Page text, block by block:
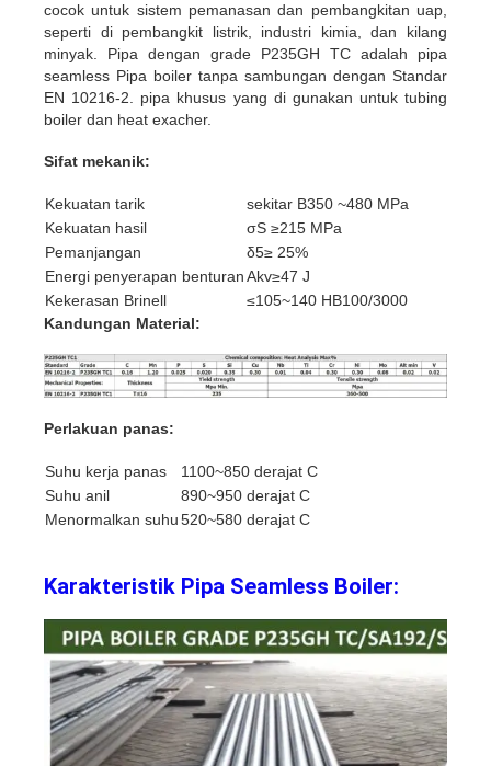
cocok untuk sistem pemanasan dan pembangkitan uap,
seperti di pembangkit listrik, industri kimia, dan kilang
minyak. Pipa dengan grade P235GH TC adalah pipa
seamless Pipa boiler tanpa sambungan dengan Standar
EN 10216-2. pipa khusus yang di gunakan untuk tubing
boiler dan heat exacher.
Sifat mekanik:
Kekuatan tarik
sekitar B350 ~480 MPa
Kekuatan hasil
σS ≥215 MPa
Pemanjangan
δ5≥ 25%
Energi penyerapan benturanAkv≥47 J
Kekerasan Brinell
≤105~140 HB100/3000
Kandungan Material:
Perlakuan panas:
Suhu kerja panas
1100~850 derajat C
Suhu anil
890~950 derajat C
Menormalkan suhu520~580 derajat C
Karakteristik Pipa Seamless Boiler: